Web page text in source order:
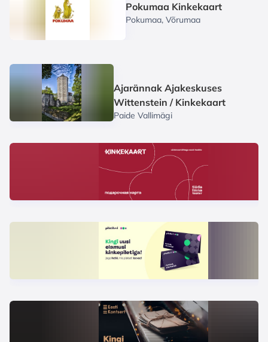
Pokumaa Kinkekaart
Pokumaa, Võrumaa
Ajarännak Ajakeskuses
Wittenstein / Kinkekaart
Paide Vallimägi